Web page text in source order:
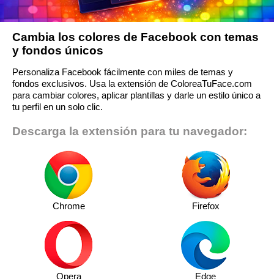
Cambia los colores de Facebook con temas
y fondos únicos
Personaliza Facebook fácilmente con miles de temas y
fondos exclusivos. Usa la extensión de ColoreaTuFace.com
para cambiar colores, aplicar plantillas y darle un estilo único a
tu perfil en un solo clic.
Descarga la extensión para tu navegador:
Chrome Firefox
Opera Edge